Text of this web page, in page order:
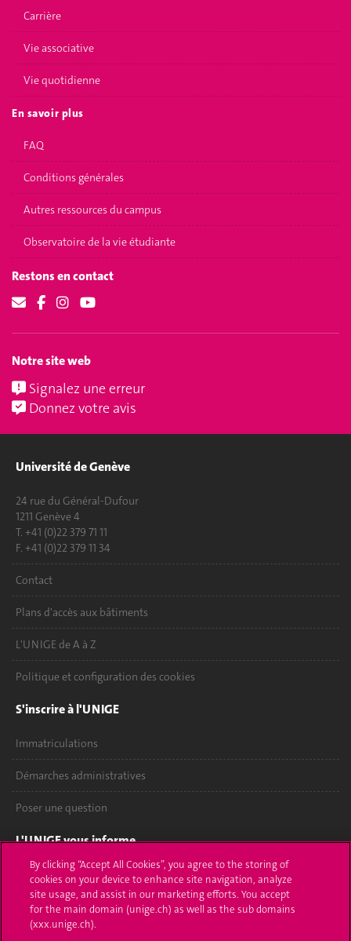
Carrière
Vie associative
Vie quotidienne
En savoir plus
FAQ
Conditions générales
Autres ressources du campus
Observatoire de la vie étudiante
Restons en contact
Notre site web
Signalez une erreur
Donnez votre avis
Université de Genève
24 rue du Général-Dufour
1211 Genève 4
T. +41 (0)22 379 71 11
F. +41 (0)22 379 11 34
Contact
Plans d'accès aux bâtiments
L'UNIGE de A à Z
Politique et configuration des cookies
S'inscrire à l'UNIGE
Immatriculations
Démarches administratives
Poser une question
L'UNIGE vous informe
UNIGE Mobile
Médias
By clicking “Accept All Cookies”, you agree to the storing of
cookies on your device to enhance site navigation, analyze
site usage, and assist in our marketing efforts. You accept
for the main domain (unige.ch) as well as the sub domains
(xxx.unige.ch).